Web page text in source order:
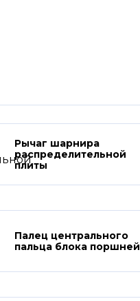
Рычаг шарнира
распределительной
плиты
Палец центрального
пальца блока поршней